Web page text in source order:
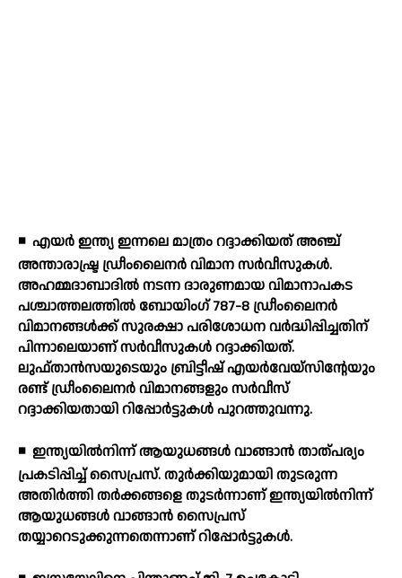
◾ എയര്‍ ഇന്ത്യ ഇന്നലെ മാത്രം റദ്ദാക്കിയത് അഞ്ച്
അന്താരാഷ്ട്ര ഡ്രീംലൈനര്‍ വിമാന സര്‍വീസുകള്‍.
അഹമ്മദാബാദില്‍ നടന്ന ദാരുണമായ വിമാനാപകട
പശ്ചാത്തലത്തില്‍ ബോയിംഗ് 787-8 ഡ്രീംലൈനര്‍
വിമാനങ്ങള്‍ക്ക് സുരക്ഷാ പരിശോധന വര്‍ദ്ധിപ്പിച്ചതിന്
പിന്നാലെയാണ് സര്‍വീസുകള്‍ റദ്ദാക്കിയത്.
ലുഫ്താന്‍സയുടെയും ബ്രിട്ടീഷ് എയര്‍വേയ്‌സിന്റേയും
രണ്ട് ഡ്രീംലൈനര്‍ വിമാനങ്ങളും സര്‍വീസ്
റദ്ദാക്കിയതായി റിപ്പോര്‍ട്ടുകള്‍ പുറത്തുവന്നു.
◾ ഇന്ത്യയില്‍നിന്ന് ആയുധങ്ങള്‍ വാങ്ങാന്‍ താത്പര്യം
പ്രകടിപ്പിച്ച് സൈപ്രസ്. തുര്‍ക്കിയുമായി തുടരുന്ന
അതിര്‍ത്തി തര്‍ക്കങ്ങളെ തുടര്‍ന്നാണ് ഇന്ത്യയില്‍നിന്ന്
ആയുധങ്ങള്‍ വാങ്ങാന്‍ സൈപ്രസ്
തയ്യാറെടുക്കുന്നതെന്നാണ് റിപ്പോര്‍ട്ടുകള്‍.